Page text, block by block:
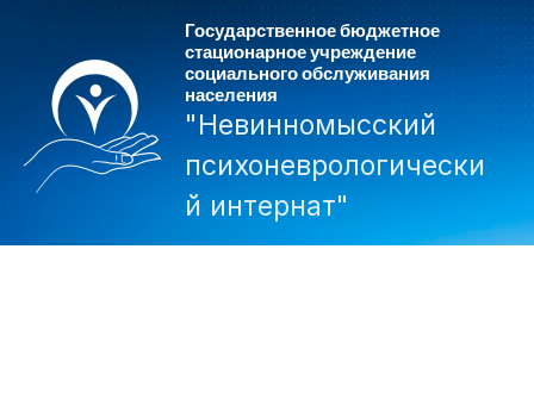
содержимому
Государственное бюджетное
стационарное учреждение
социального обслуживания
населения
"Невинномысский
психоневрологически
й интернат"